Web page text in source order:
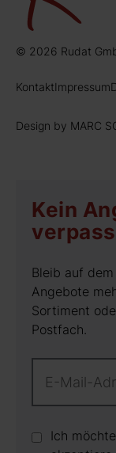
© 2026 Rudat
KontaktImpressum
Design by MARC
Kein
Bleib auf
Angebote
Sortiment
Postfach.
Ich